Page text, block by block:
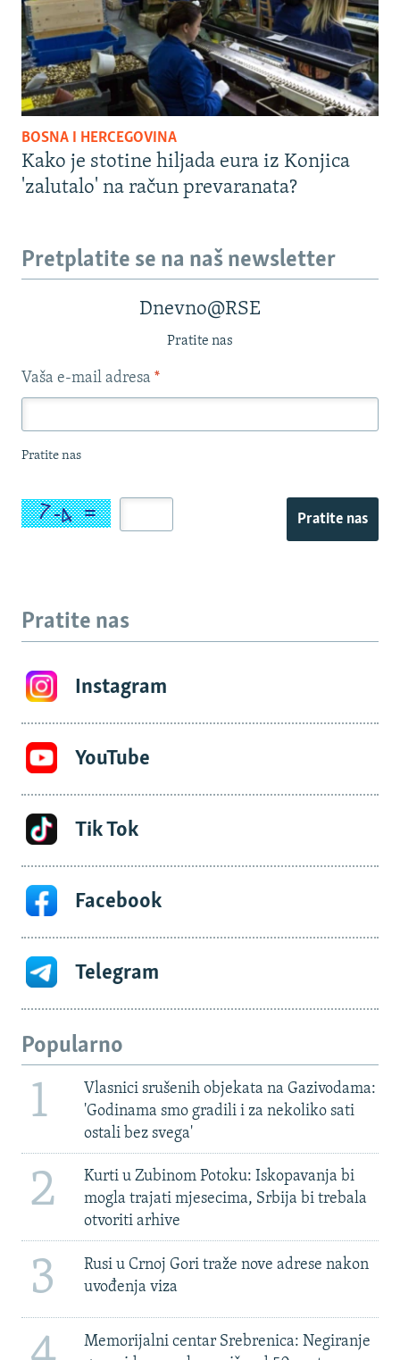
BOSNA I HERCEGOVINA
Kako je stotine hiljada eura iz Konjica
'zalutalo' na račun prevaranata?
Pretplatite se na naš newsletter
Dnevno@RSE
Pratite nas
Vaša e-mail adresa *
Pratite nas
Pratite nas
Pratite nas
Instagram
YouTube
Tik Tok
Facebook
Telegram
Popularno
1
Vlasnici srušenih objekata na Gazivodama:
'Godinama smo gradili i za nekoliko sati
ostali bez svega'
2
Kurti u Zubinom Potoku: Iskopavanja bi
mogla trajati mjesecima, Srbija bi trebala
otvoriti arhive
3
Rusi u Crnoj Gori traže nove adrese nakon
uvođenja viza
Memorijalni centar Srebrenica: Negiranje